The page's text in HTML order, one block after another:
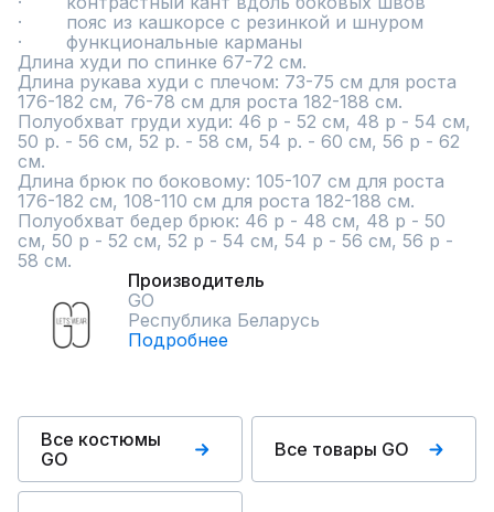
·        пояс из кашкорсе с резинкой и шнуром
·        функциональные карманы
Длина худи по спинке 67-72 см.
Длина рукава худи с плечом: 73-75 см для роста
176-182 см, 76-78 см для роста 182-188 см.
Полуобхват груди худи: 46 р - 52 см, 48 р - 54 см,
50 р. - 56 см, 52 р. - 58 см, 54 р. - 60 см, 56 р - 62
см.
Длина брюк по боковому: 105-107 см для роста
176-182 см, 108-110 см для роста 182-188 см.
Полуобхват бедер брюк: 46 р - 48 см, 48 р - 50
см, 50 р - 52 см, 52 р - 54 см, 54 р - 56 см, 56 р -
58 см.
Производитель
GO
Республика Беларусь
Подробнее
Все костюмы
GO
Все товары GO